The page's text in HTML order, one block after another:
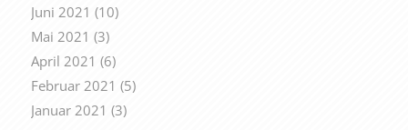
Juni 2021 (10)
Mai 2021 (3)
April 2021 (6)
Februar 2021 (5)
Januar 2021 (3)